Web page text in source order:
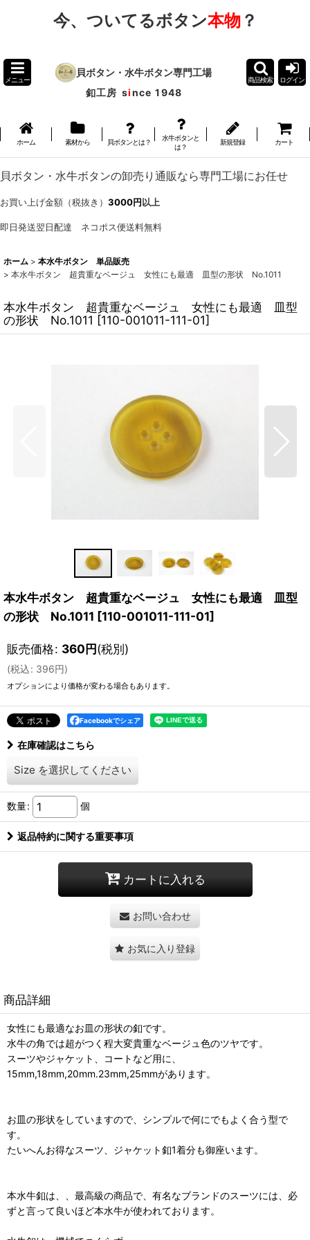
今、ついてるボタン本物？
メニュー
貝ボタン・水牛ボタン専門工場
釦工房 since 1948
商品検索 ログイン
ホーム 素材から 貝ボタンとは？
水牛ボタンと
は？
新規登録 カート
貝ボタン・水牛ボタンの卸売り通販なら専門工場にお任せ
お買い上げ金額（税抜き） 3000円以上
即日発送翌日配達 ネコポス便送料無料
ホーム > 本水牛ボタン 単品販売
> 本水牛ボタン 超貴重なベージュ 女性にも最適 皿型の形状 No.1011
本水牛ボタン 超貴重なベージュ 女性にも最適 皿型
の形状 No.1011 [110-001011-111-01]
本水牛ボタン 超貴重なベージュ 女性にも最適 皿型
の形状 No.1011 [110-001011-111-01]
販売価格: 360円(税別)
(税込: 396円)
オプションにより価格が変わる場合もあります。
Facebookでシェア
在庫確認はこちら
Size を選択してください
数量: 個
返品特約に関する重要事項
カートに入れる
お問い合わせ
お気に入り登録
商品詳細
女性にも最適なお皿の形状の釦です。
水牛の角では超がつく程大変貴重なベージュ色のツヤです。
スーツやジャケット、コートなど用に、
15mm,18mm,20mm.23mm,25mmがあります。
お皿の形状をしていますので、シンプルで何にでもよく合う型で
す。
たいへんお得なスーツ、ジャケット釦1着分も御座います。
本水牛釦は、、最高級の商品で、有名なブランドのスーツには、必
ずと言って良いほど本水牛が使われております。